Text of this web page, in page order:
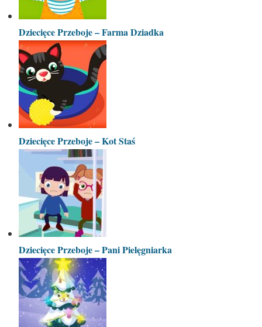
Dziecięce Przeboje – Farma Dziadka
Dziecięce Przeboje – Kot Staś
Dziecięce Przeboje – Pani Pielęgniarka